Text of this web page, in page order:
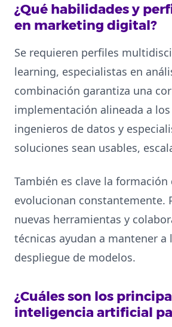
¿Qué habilidades y
en marketing digital?
Se requieren perfiles
learning, especialistas en
combinación garantiza una
implementación alineada a
ingenieros de datos y
soluciones sean usables,
También es clave la
evolucionan constantemente.
nuevas herramientas y
técnicas ayudan a mantener
despliegue de modelos.
¿Cuáles son los
inteligencia artificial